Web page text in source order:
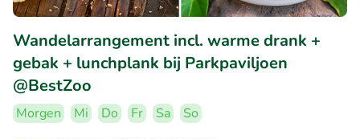
Wandelarrangement incl. warme drank +
gebak + lunchplank bij Parkpaviljoen
@BestZoo
Morgen Mi Do Fr Sa
So